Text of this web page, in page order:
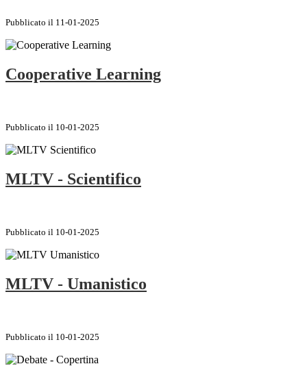
Pubblicato il 11-01-2025
Cooperative Learning
Pubblicato il 10-01-2025
MLTV - Scientifico
Pubblicato il 10-01-2025
MLTV - Umanistico
Pubblicato il 10-01-2025